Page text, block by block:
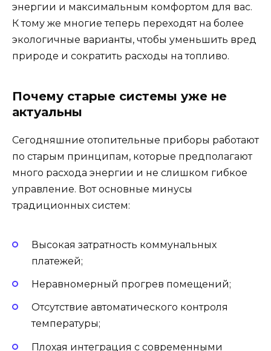
энергии и максимальным комфортом для вас.
К тому же многие теперь переходят на более
экологичные варианты, чтобы уменьшить вред
природе и сократить расходы на топливо.
Почему старые системы уже не
актуальны
Сегодняшние отопительные приборы работают
по старым принципам, которые предполагают
много расхода энергии и не слишком гибкое
управление. Вот основные минусы
традиционных систем:
Высокая затратность коммунальных
платежей;
Неравномерный прогрев помещений;
Отсутствие автоматического контроля
температуры;
Плохая интеграция с современными